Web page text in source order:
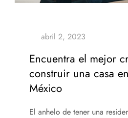
Encuentra el mejor
construir una casa
México
El anhelo de tener una